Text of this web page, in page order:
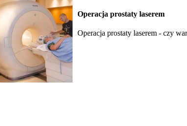
Operacja prostaty laserem
Operacja prostaty laserem - czy